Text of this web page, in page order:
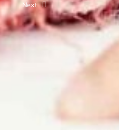
Next